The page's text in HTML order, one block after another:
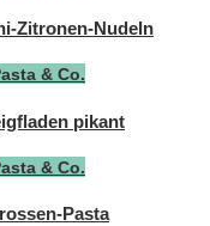
Zitronen-Nudeln
& Co.
pikant
& Co.
Pasta